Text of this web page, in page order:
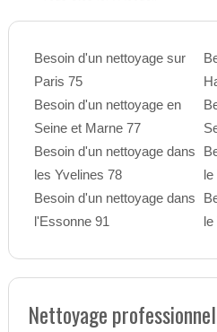
Besoin d'un nettoyage sur
Paris 75
Besoin d'un nettoyage en
Seine et Marne 77
Besoin d'un nettoyage dans
les Yvelines 78
Besoin d'un nettoyage dans
l'Essonne 91
Nettoyage